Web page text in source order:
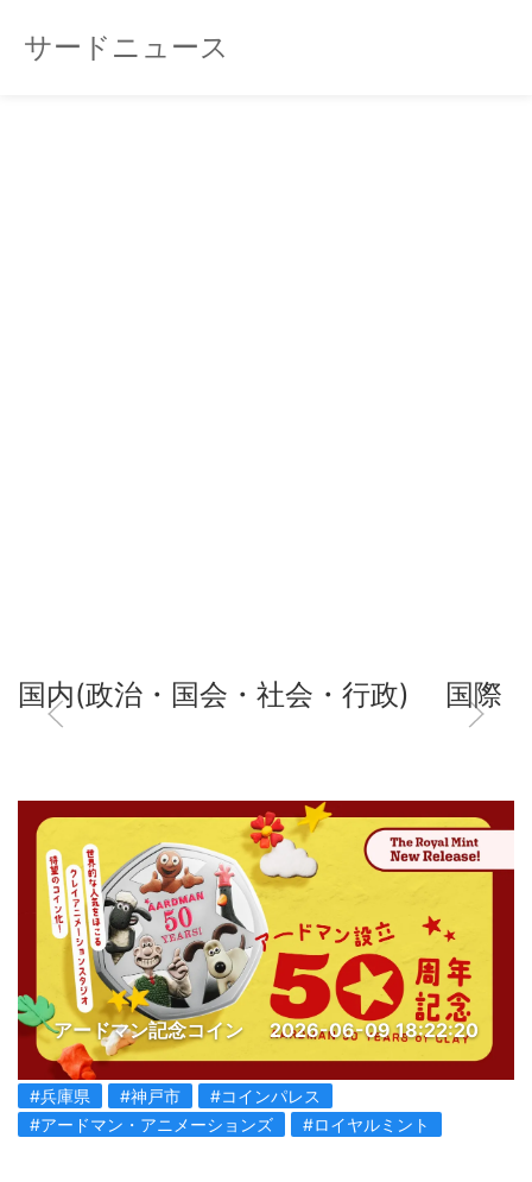
サードニュース
国内(政治・国会・社会・行政) 国際
アードマン記念コイン 2026-06-09 18:22:20
#兵庫県 #神戸市
#コインパレス
#アードマン・アニメーションズ
#ロイヤルミント